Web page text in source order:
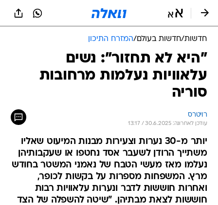
חדשות/חדשות בעולם/המזרח התיכון
"היא לא תחזור": נשים
עלאוויות נעלמות מרחובות
סוריה
רויטרס
עודכן לאחרונה: 30.6.2025 / 13:17
יותר מ-30 נערות וצעירות מבנות המיעוט שאליו
משתייך הרודן לשעבר אסד נחטפו או שעקבותיהן
נעלמו מאז מעשי הטבח של נאמני המשטר בחודש
מרץ. המשפחות מספרות על בקשות לכופר,
ואחרות חוששות לדבר ונערות עלאוויות רבות
חוששות לצאת מבתיהן. "שיטה להשפלה של הצד